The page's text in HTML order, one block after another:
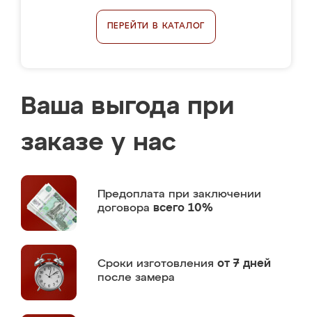
ПЕРЕЙТИ В КАТАЛОГ
Ваша выгода при
заказе у нас
Предоплата при заключении
договора всего 10%
Сроки изготовления от 7 дней
после замера